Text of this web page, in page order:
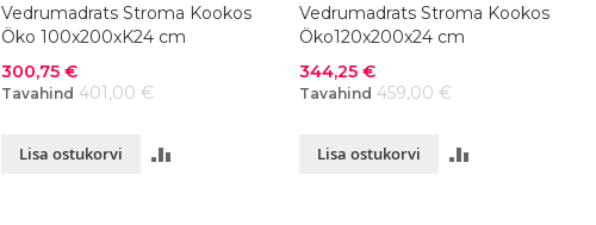
Vedrumadrats Stroma Kookos
Öko 100x200xK24 cm
Soodushind
300,75 €
Tavahind 401,00 €
Lisa ostukorvi
Vedrumadrats Stroma Kookos
Öko120x200x24 cm
Soodushind
344,25 €
Tavahind 459,00 €
Lisa ostukorvi